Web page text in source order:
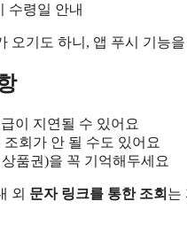
수령일 안내
오기도 하니, 앱 푸시 기능
이 지연될 수 있어요
회가 안 될 수도 있어요
품권)을 꼭 기억해두세요
외 문자 링크를 통한 조회 는